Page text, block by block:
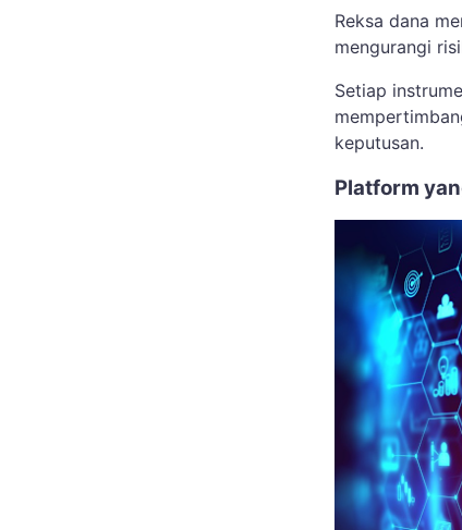
Reksa dana
mengurangi
Setiap
keputusan.
Platform